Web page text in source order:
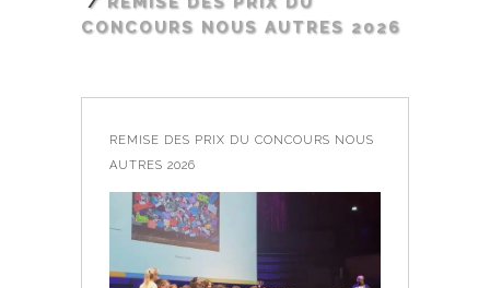
CONCOURS NOUS AUTRES 2026
REMISE DES PRIX DU CONCOURS NOUS
AUTRES 2026